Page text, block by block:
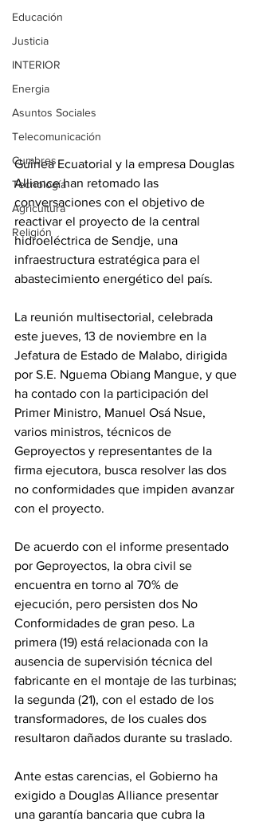
Educación
Justicia
INTERIOR
Energia
Asuntos Sociales
Telecomunicación
Cumbres
Tecnología
Agricultura
Religión
Guinea Ecuatorial y la empresa Douglas
Alliance han retomado las
conversaciones con el objetivo de
reactivar el proyecto de la central
hidroeléctrica de Sendje, una
infraestructura estratégica para el
abastecimiento energético del país.
La reunión multisectorial, celebrada
este jueves, 13 de noviembre en la
Jefatura de Estado de Malabo, dirigida
por S.E. Nguema Obiang Mangue, y que
ha contado con la participación del
Primer Ministro, Manuel Osá Nsue,
varios ministros, técnicos de
Geproyectos y representantes de la
firma ejecutora, busca resolver las dos
no conformidades que impiden avanzar
con el proyecto.
De acuerdo con el informe presentado
por Geproyectos, la obra civil se
encuentra en torno al 70% de
ejecución, pero persisten dos No
Conformidades de gran peso. La
primera (19) está relacionada con la
ausencia de supervisión técnica del
fabricante en el montaje de las turbinas;
la segunda (21), con el estado de los
transformadores, de los cuales dos
resultaron dañados durante su traslado.
Ante estas carencias, el Gobierno ha
exigido a Douglas Alliance presentar
una garantía bancaria que cubra la